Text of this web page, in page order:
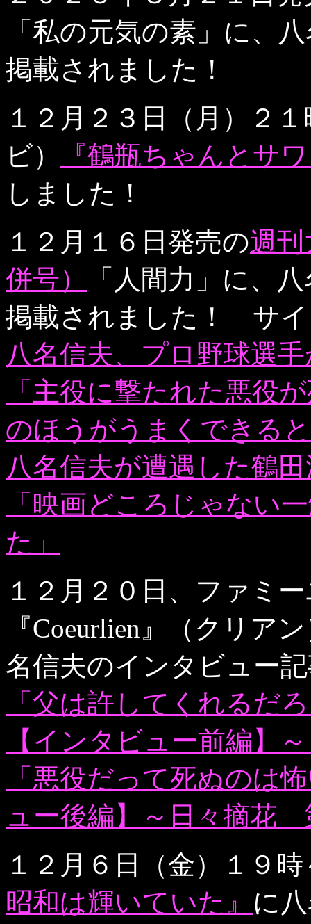
「私の元気の素」に、
掲載されました！
１２月２３日（月）２
ビ）
『鶴瓶ちゃんとサ
しました！
１２月１６日発売の週
併号）
「人間力」に、
掲載されました！ サイ
八名信夫、プロ野球選
「主役に撃たれた悪役
のほうがうまくできる
八名信夫が遭遇した鶴
「映画どころじゃない
た」
１２月２０日、ファミ
『Coeurlien』（クリア
名信夫のインタビュー
「父は許してくれるだ
【インタビュー前編】
「悪役だって死ぬのは
ュー後編】～日々摘花
１２月６日（金）１９
昭和は輝いていた』 に